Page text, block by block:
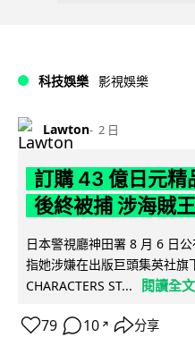
科技娛樂 影視娛樂
Lawton 2 日
訂購 43 億日元精
後終被捕 涉海賊
日本警視廳神田署 8 月 6 日
指她涉嫌在出版巨頭集英社旗
CHARACTERS ST...
閱讀全文
79 10 ↗ 分享